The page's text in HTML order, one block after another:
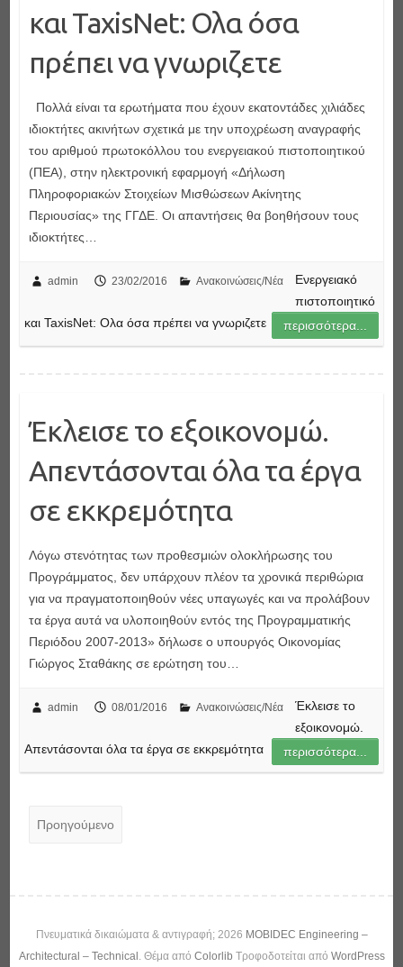
και TaxisNet: Ολα όσα
πρέπει να γνωριζετε
Πολλά είναι τα ερωτήματα που έχουν εκατοντάδες χιλιάδες
ιδιοκτήτες ακινήτων σχετικά με την υποχρέωση αναγραφής
του αριθμού πρωτοκόλλου του ενεργειακού πιστοποιητικού
(ΠΕΑ), στην ηλεκτρονική εφαρμογή «Δήλωση
Πληροφοριακών Στοιχείων Μισθώσεων Ακίνητης
Περιουσίας» της ΓΓΔΕ. Οι απαντήσεις θα βοηθήσουν τους
ιδιοκτήτες…
admin 23/02/2016 Ανακοινώσεις/Νέα
Ενεργειακό
πιστοποιητικό
και TaxisNet: Ολα όσα πρέπει να γνωριζετε
περισσότερα...
Έκλεισε το εξοικονομώ.
Απεντάσονται όλα τα έργα
σε εκκρεμότητα
Λόγω στενότητας των προθεσμιών ολοκλήρωσης του
Προγράμματος, δεν υπάρχουν πλέον τα χρονικά περιθώρια
για να πραγματοποιηθούν νέες υπαγωγές και να προλάβουν
τα έργα αυτά να υλοποιηθούν εντός της Προγραμματικής
Περιόδου 2007-2013» δήλωσε ο υπουργός Οικονομίας
Γιώργος Σταθάκης σε ερώτηση του…
admin 08/01/2016 Ανακοινώσεις/Νέα
Έκλεισε το
εξοικονομώ.
Απεντάσονται όλα τα έργα σε εκκρεμότητα
περισσότερα...
Προηγούμενο
Πνευματικά δικαιώματα & αντιγραφή; 2026 MOBIDEC Engineering –
Architectural – Technical . Θέμα από Colorlib Τροφοδοτείται από WordPress